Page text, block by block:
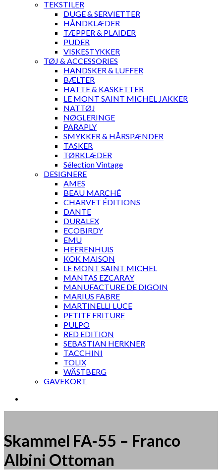
TEKSTILER
DUGE & SERVIETTER
HÅNDKLÆDER
TÆPPER & PLAIDER
PUDER
VISKESTYKKER
TØJ & ACCESSORIES
HANDSKER & LUFFER
BÆLTER
HATTE & KASKETTER
LE MONT SAINT MICHEL JAKKER
NATTØJ
NØGLERINGE
PARAPLY
SMYKKER & HÅRSPÆNDER
TASKER
TØRKLÆDER
Sélection Vintage
DESIGNERE
AMES
BEAU MARCHÉ
CHARVET ÉDITIONS
DANTE
DURALEX
ECOBIRDY
EMU
HEERENHUIS
KOK MAISON
LE MONT SAINT MICHEL
MANTAS EZCARAY
MANUFACTURE DE DIGOIN
MARIUS FABRE
MARTINELLI LUCE
PETITE FRITURE
PULPO
RED EDITION
SEBASTIAN HERKNER
TACCHINI
TOLIX
WÄSTBERG
GAVEKORT
Skammel FA-55 – Franco
Albini Ottoman